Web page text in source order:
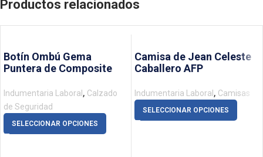
Productos relacionados
Botín Ombú Gema
Puntera de Composite
Indumentaria Laboral , Calzado
de Seguridad
SELECCIONAR OPCIONES
Camisa de Jean Celeste
Caballero AFP
Indumentaria Laboral , Camisas
SELECCIONAR OPCIONES